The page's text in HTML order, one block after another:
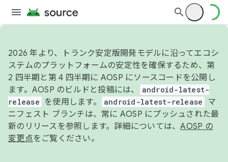
2026 年より、トランク安定版開発モデルに沿ってエコシ
ステムのプラットフォームの安定性を確保するため、第
2 四半期と第 4 四半期に AOSP にソースコードを公開し
ます。AOSP のビルドと投稿には、
android-latest-
release
を使用します。 android-latest-release
マ
ニフェスト ブランチは、常に AOSP にプッシュされた最
新のリリースを参照します。詳細については、AOSP の
変更点をご覧ください。